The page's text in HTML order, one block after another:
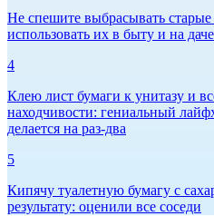
Не спешите выбрасывать
использовать их в быту и на даче
4
Клею лист бумаги к унитазу и
находчивости: гениальный
делается на раз-два
5
Кипячу туалетную бумагу с
результату: оценили все соседи